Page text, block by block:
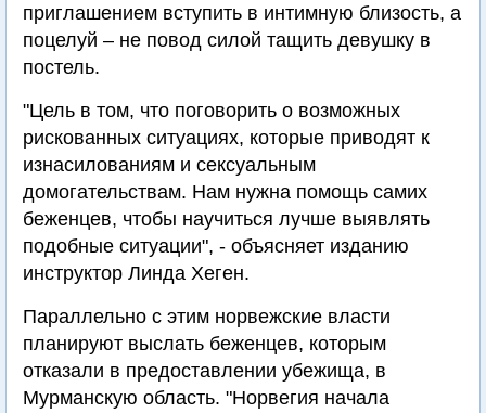
приглашением вступить в интимную близость, а
поцелуй – не повод силой тащить девушку в
постель.
"Цель в том, что поговорить о возможных
рискованных ситуациях, которые приводят к
изнасилованиям и сексуальным
домогательствам. Нам нужна помощь самих
беженцев, чтобы научиться лучше выявлять
подобные ситуации", - объясняет изданию
инструктор Линда Хеген.
Параллельно с этим норвежские власти
планируют выслать беженцев, которым
отказали в предоставлении убежища, в
Мурманскую область. "Норвегия начала